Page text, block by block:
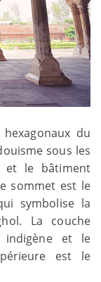
du
sous les
et le bâtiment
sommet est le
symbolise la
La couche
indigène et le
est le